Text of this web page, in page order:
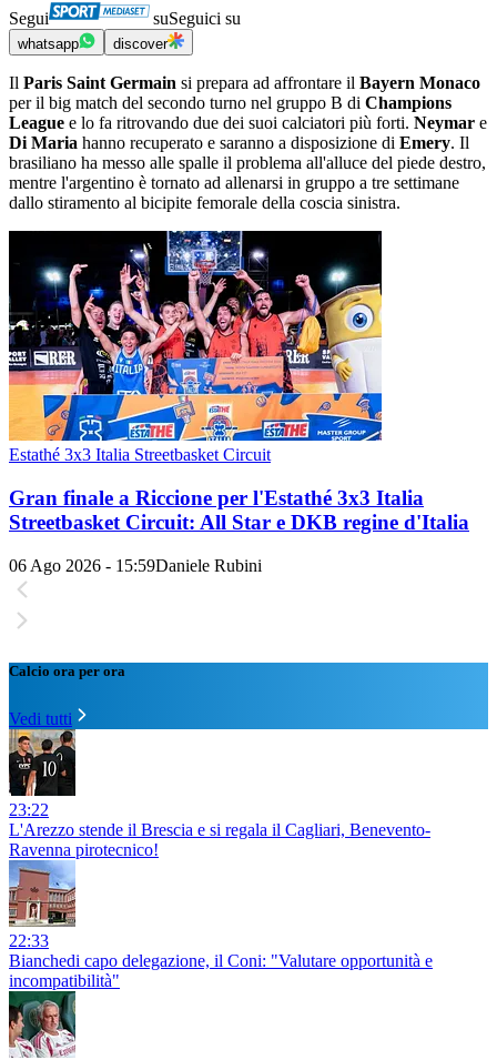
Segui suSeguici su
whatsapp discover
Il Paris Saint Germain si prepara ad affrontare il Bayern Monaco
per il big match del secondo turno nel gruppo B di Champions
League e lo fa ritrovando due dei suoi calciatori più forti. Neymar e
Di Maria hanno recuperato e saranno a disposizione di Emery. Il
brasiliano ha messo alle spalle il problema all'alluce del piede destro,
mentre l'argentino è tornato ad allenarsi in gruppo a tre settimane
dallo stiramento al bicipite femorale della coscia sinistra.
Estathé 3x3 Italia Streetbasket Circuit
Gran finale a Riccione per l'Estathé 3x3 Italia
Streetbasket Circuit: All Star e DKB regine d'Italia
06 Ago 2026 - 15:59Daniele Rubini
Calcio ora per ora
Vedi tutti
23:22
L'Arezzo stende il Brescia e si regala il Cagliari, Benevento-
Ravenna pirotecnico!
22:33
Bianchedi capo delegazione, il Coni: "Valutare opportunità e
incompatibilità"